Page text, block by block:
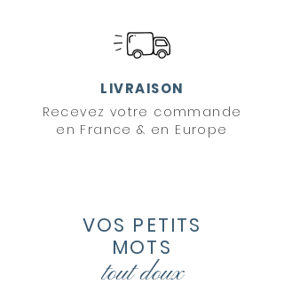
LIVRAISON
Recevez votre commande
en France & en Europe
VOS PETITS
MOTS
toutdoux